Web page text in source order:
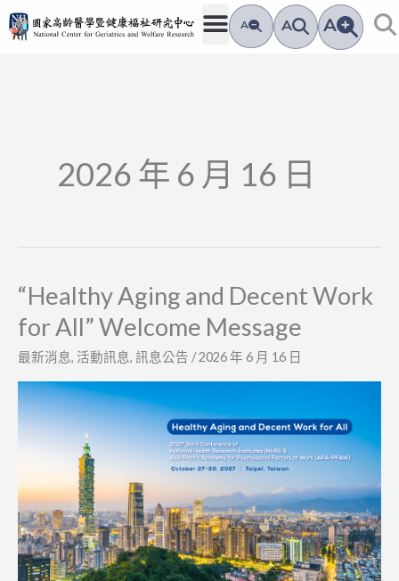
跳
至
A A A
2026 年 6 月 16 日
“Healthy Aging and Decent Work
for All” Welcome Message
最新消息, 活動訊息, 訊息公告 /2026 年 6 月 16 日
“Healthy
Aging
and
Decent
Work
for
Message